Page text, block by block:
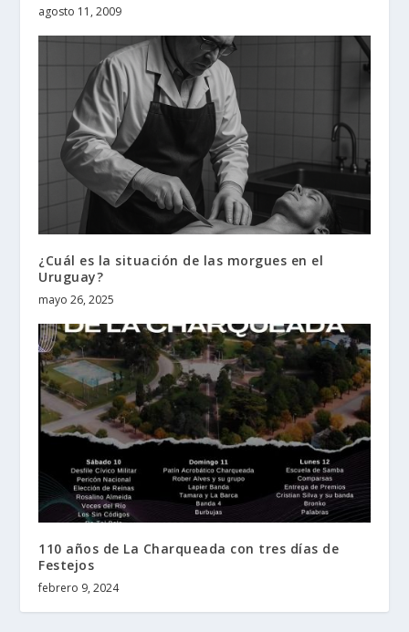
agosto 11, 2009
¿Cuál es la situación de las morgues en el
Uruguay?
mayo 26, 2025
110 años de La Charqueada con tres días de
Festejos
febrero 9, 2024